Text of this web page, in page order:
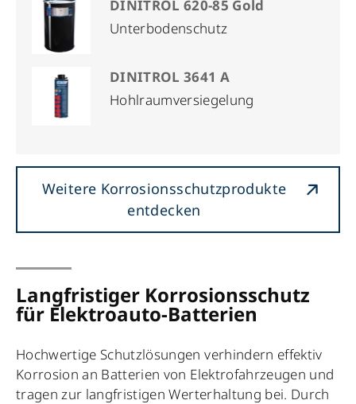
DINITROL 620-85 Gold
Unterbodenschutz
DINITROL 3641 A
Hohlraumversiegelung
Weitere Korrosionsschutzprodukte
entdecken
Langfristiger Korrosionsschutz
für Elektroauto-Batterien
Hochwertige Schutzlösungen verhindern effektiv
Korrosion an Batterien von Elektrofahrzeugen und
tragen zur langfristigen Werterhaltung bei. Durch